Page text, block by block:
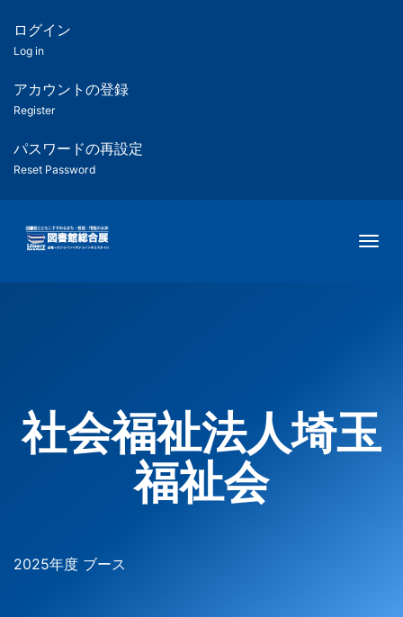
ツ
匿
名
ユ
ー
ー
用
メ
ー
ログイン
Log in
アカウントの登録
Register
パスワードの再設定
Reset Password
社会福祉法人埼玉
福祉会
2025年度 ブース